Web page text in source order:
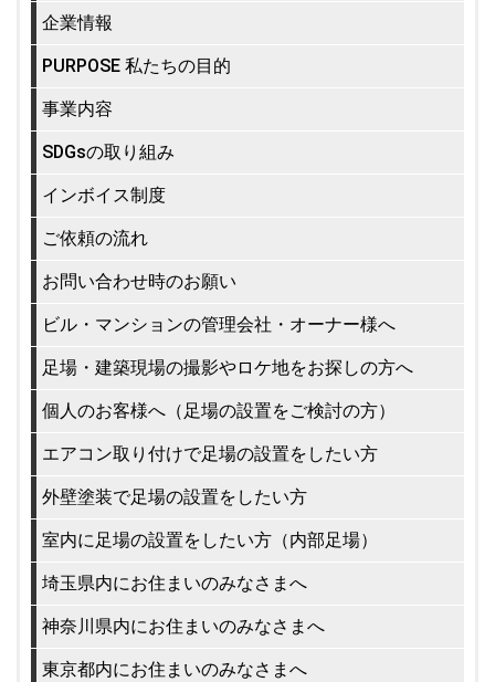
企業情報
PURPOSE 私たちの目的
事業内容
SDGsの取り組み
インボイス制度
ご依頼の流れ
お問い合わせ時のお願い
ビル・マンションの管理会社・オーナー様へ
足場・建築現場の撮影やロケ地をお探しの方へ
個人のお客様へ（足場の設置をご検討の方）
エアコン取り付けで足場の設置をしたい方
外壁塗装で足場の設置をしたい方
室内に足場の設置をしたい方（内部足場）
埼玉県内にお住まいのみなさまへ
神奈川県内にお住まいのみなさまへ
東京都内にお住まいのみなさまへ